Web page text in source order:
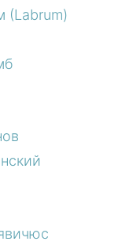
(Labrum)